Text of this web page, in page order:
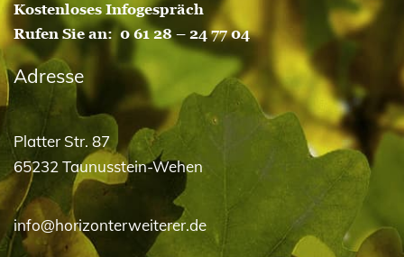
Kostenloses Infogespräch
Rufen Sie an: 0 61 28 – 24 77 04
Adresse
Platter Str. 87
65232 Taunusstein-Wehen
info@horizonterweiterer.de